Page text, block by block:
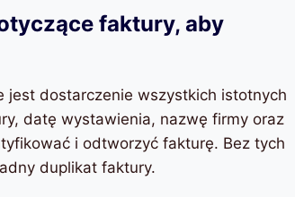
faktury, aby
jest dostarczenie wszystkich istotnych
datę wystawienia, nazwę firmy oraz
i odtworzyć fakturę. Bez tych
duplikat faktury.